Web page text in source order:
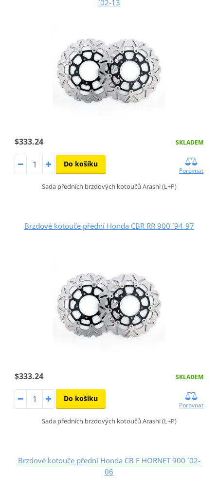
´02-13
$333.24 SKLADEM
Do košíku
Porovnat
Sada předních brzdových kotoučů Arashi (L+P)
Brzdové kotouče přední Honda CBR RR 900 ´94-97
$333.24 SKLADEM
Do košíku
Porovnat
Sada předních brzdových kotoučů Arashi (L+P)
Brzdové kotouče přední Honda CB F HORNET 900 ´02-
06